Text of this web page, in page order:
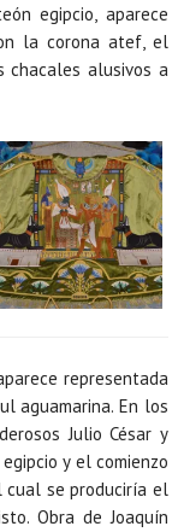
egipcio, aparece
la corona atef, el
chacales alusivos a
representada
aguamarina. En los
Julio César y
y el comienzo
cual se produciría el
Obra de Joaquín